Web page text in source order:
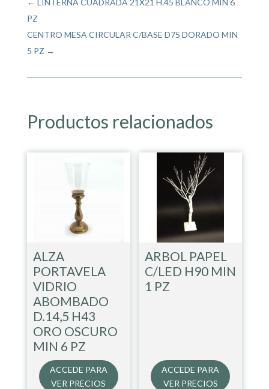
PZ
CENTRO MESA CIRCULAR C/BASE D75 DORADO MIN
5 PZ →
Productos relacionados
ALZA
PORTAVELA
VIDRIO
ABOMBADO
D.14,5 H43
ORO OSCURO
MIN 6 PZ
ACCEDE PARA
VER PRECIOS
ARBOL PAPEL
C/LED H90 MIN
1 PZ
ACCEDE PARA
VER PRECIOS